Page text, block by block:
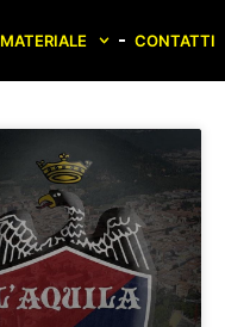
MATERIALE CONTATTI